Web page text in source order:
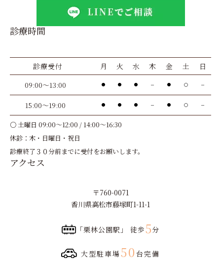
診療時間
診療受付 月 火 水 木 金 土
日
09:00～13:00
● ● ● － ● 〇 －
15:00～19:00 ● ● ● － ● 〇 －
○ 土曜日 09:00～12:00 / 14:00～16:30
休診：木・日曜日・祝日
診療終了３０分前までに受付をお願いします。
アクセス
〒760-0071
香川県高松市藤塚町1-11-1
「栗林公園駅」 徒歩5分
大型駐車場50 台完備